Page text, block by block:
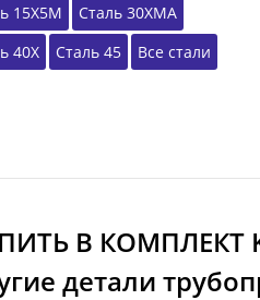
15Х5М
Сталь 30ХМА
40Х
Сталь 45 Все стали
В КОМПЛЕКТ
детали